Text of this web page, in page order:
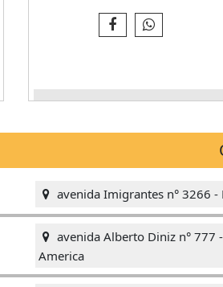
VEJA IMAGENS E INFO - CLICK
avenida Imigrantes n° 3266
avenida Alberto Diniz n° 777
America